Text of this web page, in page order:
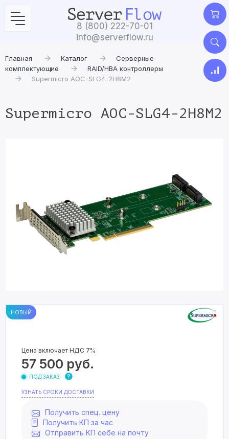
8 (800) 222-70-01
info@serverflow.ru
Главная Каталог
Серверные
комплектующие
RAID/HBA контроллеры
Supermicro AOC-SLG4-2H8M2
Supermicro AOC-SLG4-2H8M2
НОВЫЙ
Цена включает НДС 7%
57 500 руб.
ПОД ЗАКАЗ
УЗНАТЬ СРОКИ ДОСТАВКИ
Получить спец. цену
Получить КП за час
Отправить КП себе на почту